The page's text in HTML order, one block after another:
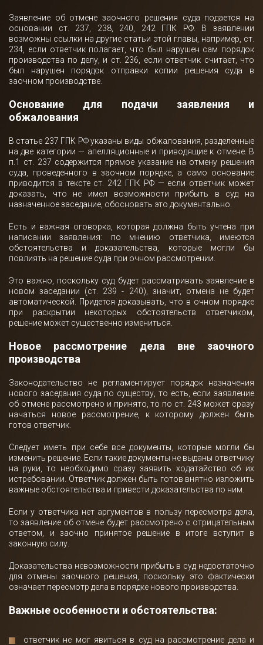
Заявление об отмене заочного решения суда подается на
основании ст. 237, 238, 240, 242 ГПК РФ. В заявлении
возможны ссылки на другие статьи этой главы, например, ст.
234, если ответчик полагает, что был нарушен сам порядок
производства по делу, и ст. 236, если ответчик считает, что
был нарушен порядок отправки копии решения суда в
заочном производстве.
Основание для подачи заявления и
обжалования
В статье 237 ГПК РФ указаны виды обжалования, разделенные
на две категории — апелляционные и приводящие к отмене. В
п.1 ст. 237 содержится прямое указание на отмену решения
суда, проведенного в заочном порядке, а само основание
приводится в тексте ст. 242 ГПК РФ — если ответчик может
доказать, что не имел возможности прибыть в суд на
назначенное заседание, обосновать это документально.
Есть и важная оговорка, которая должна быть учтена при
написании заявления: по мнению ответчика, имеются
обстоятельства и доказательства, которые могли бы
повлиять на решение суда при очном рассмотрении.
Это важно, поскольку суд будет рассматривать заявление в
новом заседании (ст. 239 - 240), значит, отмена не будет
автоматической. Придется доказывать, что в очном порядке
при раскрытии некоторых обстоятельств ответчиком,
решение может существенно измениться.
Новое рассмотрение дела вне заочного
производства
Законодательство не регламентирует порядок назначения
нового заседания суда по существу, то есть, если заявление
об отмене рассмотрено и принято, то по ст. 243 может сразу
начаться новое рассмотрение, к которому должен быть
готов ответчик.
Следует иметь при себе все документы, которые могли бы
изменить решение. Если такие документы не выданы ответчику
на руки, то необходимо сразу заявить ходатайство об их
истребовании. Ответчик должен быть готов внятно изложить
важные обстоятельства и привести доказательства по ним.
Если у ответчика нет аргументов в пользу пересмотра дела,
то заявление об отмене будет рассмотрено с отрицательным
ответом, и заочно принятое решение в итоге вступит в
законную силу.
Доказательства невозможности прибыть в суд недостаточно
для отмены заочного решения, поскольку это фактически
означает пересмотр дела в порядке нового производства.
Важные особенности и обстоятельства:
ответчик не мог явиться в суд на рассмотрение дела и